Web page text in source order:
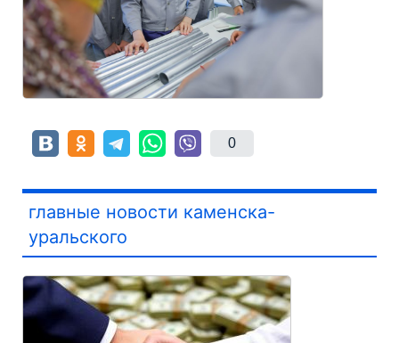
0
главные новости каменска-
уральского